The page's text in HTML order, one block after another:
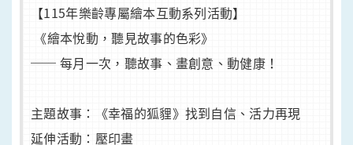
【115年樂齡專屬繪本互動系列活動】
《繪本悅動，聽見故事的色彩》
── 每月一次，聽故事、畫創意、動健康！
主題故事：《幸福的狐貍》找到自信、活力再現
延伸活動：壓印畫